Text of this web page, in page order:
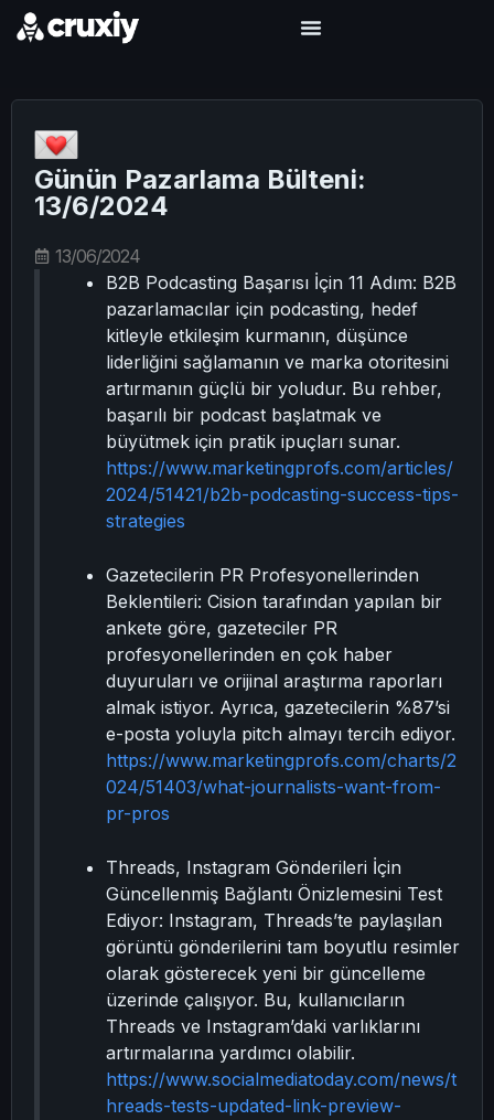
Günün Pazarlama Bülteni:
13/6/2024
13/06/2024
B2B Podcasting Başarısı İçin 11 Adım: B2B
pazarlamacılar için podcasting, hedef
kitleyle etkileşim kurmanın, düşünce
liderliğini sağlamanın ve marka otoritesini
artırmanın güçlü bir yoludur. Bu rehber,
başarılı bir podcast başlatmak ve
büyütmek için pratik ipuçları sunar.
https://www.marketingprofs.com/articles/
2024/51421/b2b-podcasting-success-tips-
strategies
Gazetecilerin PR Profesyonellerinden
Beklentileri: Cision tarafından yapılan bir
ankete göre, gazeteciler PR
profesyonellerinden en çok haber
duyuruları ve orijinal araştırma raporları
almak istiyor. Ayrıca, gazetecilerin %87’si
e-posta yoluyla pitch almayı tercih ediyor.
https://www.marketingprofs.com/charts/2
024/51403/what-journalists-want-from-
pr-pros
Threads, Instagram Gönderileri İçin
Güncellenmiş Bağlantı Önizlemesini Test
Ediyor: Instagram, Threads’te paylaşılan
görüntü gönderilerini tam boyutlu resimler
olarak gösterecek yeni bir güncelleme
üzerinde çalışıyor. Bu, kullanıcıların
Threads ve Instagram’daki varlıklarını
artırmalarına yardımcı olabilir.
https://www.socialmediatoday.com/news/t
hreads-tests-updated-link-preview-